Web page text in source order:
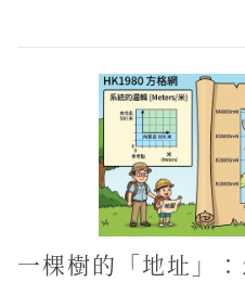
一棵樹的「地址」